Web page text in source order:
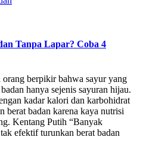
Tanpa Lapar? Coba 4
berpikir bahwa sayur yang
hanya sejenis sayuran hijau.
kadar kalori dan karbohidrat
berat badan karena kaya nutrisi
Kentang Putih “Banyak
efektif turunkan berat badan